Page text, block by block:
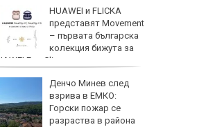
HUAWEI и FLICKA
представят Movement
– първата българска
колекция бижута за
FreeClip
Денчо Минев след
взрива в ЕМКО:
Горски пожар се
разраства в района